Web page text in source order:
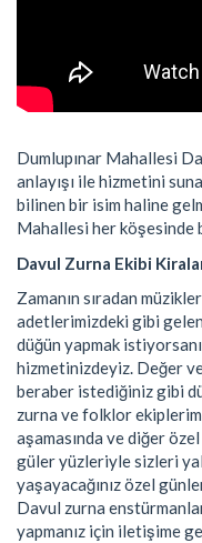
Dumlupınar Mahallesi
anlayışı ile hizmetini
bilinen bir isim haline
Mahallesi her köşesinde
Davul Zurna Ekibi
Zamanın sıradan
adetlerimizdeki gibi
düğün yapmak
hizmetinizdeyiz. Değer
beraber istediğiniz gibi
zurna ve folklor
aşamasında ve diğer
güler yüzleriyle sizleri
yaşayacağınız özel
Davul zurna
yapmanız için iletişime